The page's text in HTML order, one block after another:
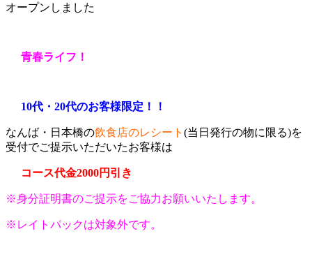
オープンしました
青春ライフ！
10代・20代のお客様限定！！
なんば・日本橋の飲食店のレシート (当日発行の物に限る)を
受付でご提示いただいたお客様は
コース代金2000円引き
※身分証明書のご提示をご協力お願いいたします。
※レイトパックは対象外です。